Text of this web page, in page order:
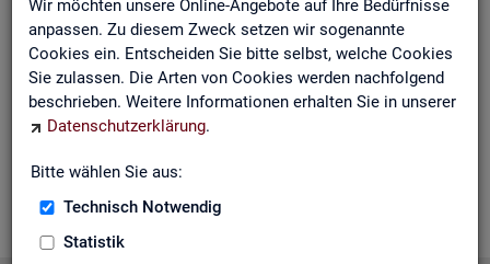
Wir möchten unsere Online-Angebote auf Ihre Bedürfnisse
anpassen. Zu diesem Zweck setzen wir sogenannte
Cookies ein. Entscheiden Sie bitte selbst, welche Cookies
Sie zulassen. Die Arten von Cookies werden nachfolgend
beschrieben. Weitere Informationen erhalten Sie in unserer
Datenschutzerklärung.
Bitte wählen Sie aus:
Technisch Notwendig
Statistik
Sta­tis­ti­ken nach Re­gio­nen
Auf den fol­gen­den Sei­ten fin­den Sie Land­kar­ten und Ta­bel­len
mit den wich­tigs­ten ak­tu­el­len Eck­wer­ten zum Ar­beits- und
Aus­bil­dungs­markt. Über die Land­kar­ten ge­lan­gen Sie zu den
ent­spre­chen­den Zah­len für die von Ihnen ge­wünsch­te Re­gi­on.
grund-In­for­ma­tio­nen zu den re­gio­na­len Glie­de­run­gen zu­sam­
men­ge­stellt.